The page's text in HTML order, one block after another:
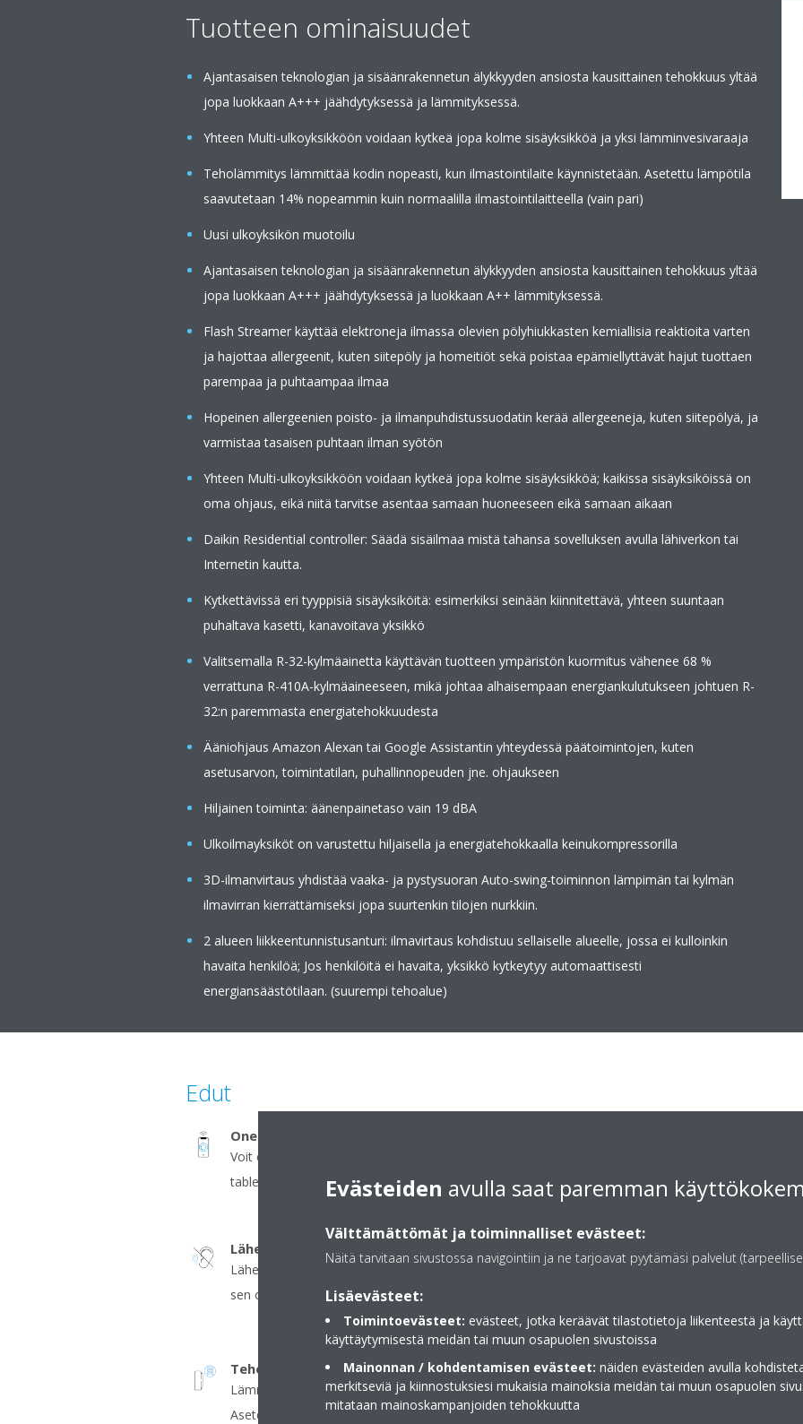
Tuotteen ominaisuudet
Ajantasaisen teknologian ja sisäänrakennetun älykkyyden ansiosta kausittainen tehokkuus yltää
jopa luokkaan A+++ jäähdytyksessä ja lämmityksessä.
Yhteen Multi-ulkoyksikköön voidaan kytkeä jopa kolme sisäyksikköä ja yksi lämminvesivaraaja
Teholämmitys lämmittää kodin nopeasti, kun ilmastointilaite käynnistetään. Asetettu lämpötila
saavutetaan 14% nopeammin kuin normaalilla ilmastointilaitteella (vain pari)
Uusi ulkoyksikön muotoilu
Ajantasaisen teknologian ja sisäänrakennetun älykkyyden ansiosta kausittainen tehokkuus yltää
jopa luokkaan A+++ jäähdytyksessä ja luokkaan A++ lämmityksessä.
Flash Streamer käyttää elektroneja ilmassa olevien pölyhiukkasten kemiallisia reaktioita varten
ja hajottaa allergeenit, kuten siitepöly ja homeitiöt sekä poistaa epämiellyttävät hajut tuottaen
parempaa ja puhtaampaa ilmaa
Hopeinen allergeenien poisto- ja ilmanpuhdistussuodatin kerää allergeeneja, kuten siitepölyä, ja
varmistaa tasaisen puhtaan ilman syötön
Yhteen Multi-ulkoyksikköön voidaan kytkeä jopa kolme sisäyksikköä; kaikissa sisäyksiköissä on
oma ohjaus, eikä niitä tarvitse asentaa samaan huoneeseen eikä samaan aikaan
Daikin Residential controller: Säädä sisäilmaa mistä tahansa sovelluksen avulla lähiverkon tai
Internetin kautta.
Kytkettävissä eri tyyppisiä sisäyksiköitä: esimerkiksi seinään kiinnitettävä, yhteen suuntaan
puhaltava kasetti, kanavoitava yksikkö
Valitsemalla R-32-kylmäainetta käyttävän tuotteen ympäristön kuormitus vähenee 68 %
verrattuna R-410A-kylmäaineeseen, mikä johtaa alhaisempaan energiankulutukseen johtuen R-
32:n paremmasta energiatehokkuudesta
Ääniohjaus Amazon Alexan tai Google Assistantin yhteydessä päätoimintojen, kuten
asetusarvon, toimintatilan, puhallinnopeuden jne. ohjaukseen
Hiljainen toiminta: äänenpainetaso vain 19 dBA
Ulkoilmayksiköt on varustettu hiljaisella ja energiatehokkaalla keinukompressorilla
3D-ilmanvirtaus yhdistää vaaka- ja pystysuoran Auto-swing-toiminnon lämpimän tai kylmän
ilmavirran kierrättämiseksi jopa suurtenkin tilojen nurkkiin.
2 alueen liikkeentunnistusanturi: ilmavirtaus kohdistuu sellaiselle alueelle, jossa ei kulloinkin
havaita henkilöä; Jos henkilöitä ei havaita, yksikkö kytkeytyy automaattisesti
energiansäästötilaan. (suurempi tehoalue)
Edut
Onecta-sovellus (valinnainen)
Voit ohjata sisäilmaa mistä vain älypuhelimen tai
tablettilaitteen avulla
Poistaa allergeeneja,
puhdasta ilmaa
Lähes äänetön
Lähes äänetön: yksikkö on niin hiljainen, että melkein unohdat
sen olemassaolon.
Multi-järjestelmä
Yhteen ulkoyksikköön
vaikka nämä olisivat eri
käyttää yksittäin
Teholämmitys
Lämmittää kodin nopeasti, kun ilmastointilaite käynnistetään.
Asetettu lämpötila saavutetaan 14 % nopeammin kuin
Invertteri
Invertteriohjattu
pyörintänopeutta
Evästeiden avulla saat paremman
Välttämättömät ja toiminnalliset evästeet:
Näitä tarvitaan sivustossa navigointiin ja ne tarjoavat pyytämäsi palvelut
Lisäevästeet:
Toimintoevästeet: evästeet, jotka keräävät tilastotietoja liikenteestä ja
käyttäytymisestä meidän tai muun osapuolen sivustoissa
Mainonnan / kohdentamisen evästeet: näiden evästeiden avulla
merkitseviä ja kiinnostuksiesi mukaisia mainoksia meidän tai muun osapuolen
mitataan mainoskampanjoiden tehokkuutta